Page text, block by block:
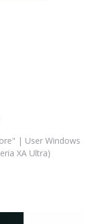
| User Windows
XA Ultra)